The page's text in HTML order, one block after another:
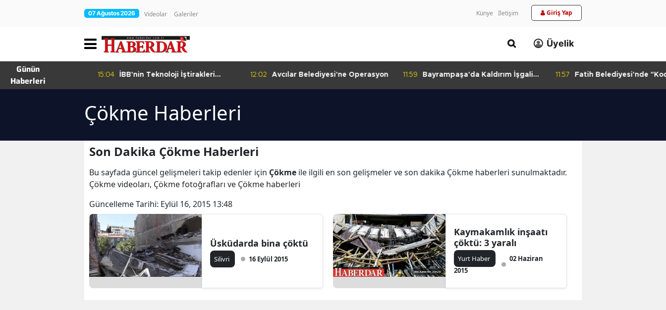
07 Ağustos 2026 Videolar Galeriler Künye İletişim Giriş Yap
Üyelik
Günün
Haberleri
Bamyası
İBB'nin Teknoloji İştirakleri
12:02 Avcılar Belediyesi'ne Operasyon 11:59
Bayrampaşa'da Kaldırım İşgali
11:57
Fatih Belediyesi'nde "Kodlamaya
Çökme Haberleri
Son Dakika Çökme Haberleri
Bu sayfada güncel gelişmeleri takip edenler için Çökme ile ilgili en son gelişmeler ve son dakika Çökme haberleri sunulmaktadır.
Çökme videoları, Çökme fotoğrafları ve Çökme haberleri
Güncelleme Tarihi: Eylül 16, 2015 13:48
Üsküdarda bina çöktü
Silivri 16 Eylül 2015
Kaymakamlık inşaatı
çöktü: 3 yaralı
Yurt Haber
02 Haziran
2015